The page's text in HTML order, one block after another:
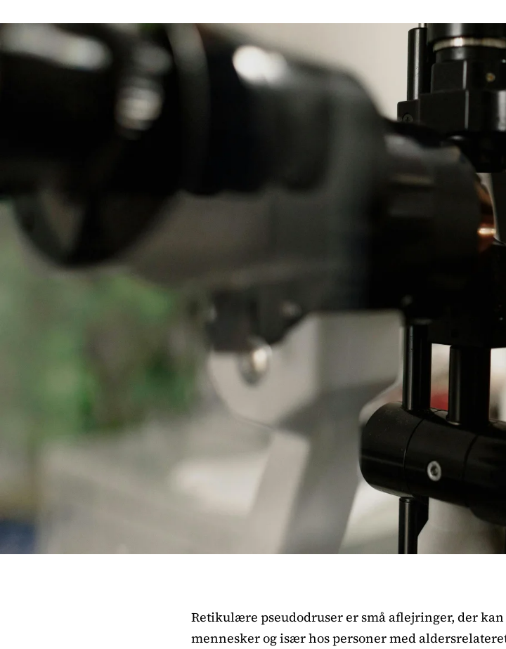
Retikulære pseudodruser er små aflejringer, der
mennesker og især hos personer med